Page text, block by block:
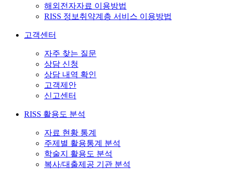
해외전자자료 이용방법
RISS 정보취약계층 서비스 이용방법
고객센터
자주 찾는 질문
상담 신청
상담 내역 확인
고객제안
신고센터
RISS 활용도 분석
자료 현황 통계
주제별 활용통계 분석
학술지 활용도 분석
복사/대출제공 기관 분석